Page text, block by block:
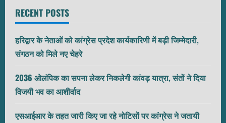
RECENT POSTS
हरिद्वार के नेताओं को कांग्रेस प्रदेश कार्यकारिणी में बड़ी जिम्मेदारी,
संगठन को मिले नए चेहरे
2036 ओलंपिक का सपना लेकर निकलेगी कांवड़ यात्रा, संतों ने दिया
विजयी भव का आशीर्वाद
एसआईआर के तहत जारी किए जा रहे नोटिसों पर कांग्रेस ने जतायी